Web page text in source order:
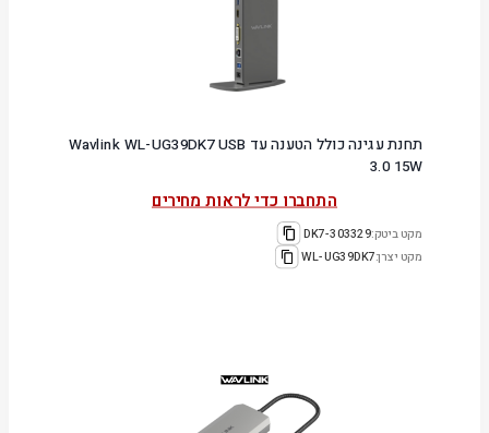
תחנת עגינה כולל הטענה עד Wavlink WL-UG39DK7 USB
3.0 15W
התחברו כדי לראות מחירים
מקט ביטק:303329-DK7
מקט יצרן:WL-UG39DK7